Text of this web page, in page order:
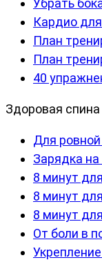
Убрать
Кардио
План
План
40
Здоровая спина
Для
Зарядка на
8 минут
8 минут
8 минут
От боли в